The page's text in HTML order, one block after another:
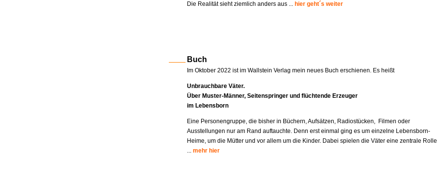
Die Realität sieht ziemlich anders aus ... hier geht´s weiter
Buch
Im Oktober 2022 ist im Wallstein Verlag mein neues Buch erschienen. Es heißt
Unbrauchbare Väter.
Über Muster-Männer, Seitenspringer und flüchtende Erzeuger
im Lebensborn
Eine Personengruppe, die bisher in Büchern, Aufsätzen, Radiostücken, Filmen oder
Ausstellungen nur am Rand auftauchte. Denn erst einmal ging es um einzelne Lebensborn-
Heime, um die Mütter und vor allem um die Kinder. Dabei spielen die Väter eine zentrale Rolle
... mehr hier